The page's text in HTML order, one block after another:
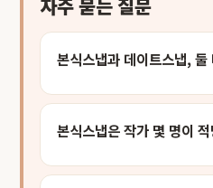
자주 묻는 질문
본식스냅과 데이트스냅, 둘
본식스냅은 작가 몇 명이